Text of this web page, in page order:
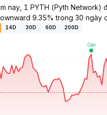
nay, 1 PYTH (Pyth
9.35% trong 30 ngày
14D 30D 60D 200D